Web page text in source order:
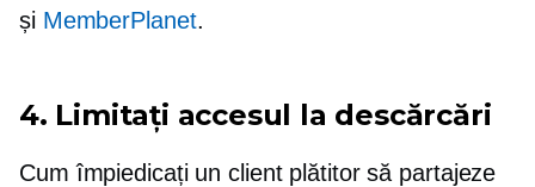
și MemberPlanet.
4. Limitați accesul la descărcări
Cum împiedicați un client plătitor să partajeze